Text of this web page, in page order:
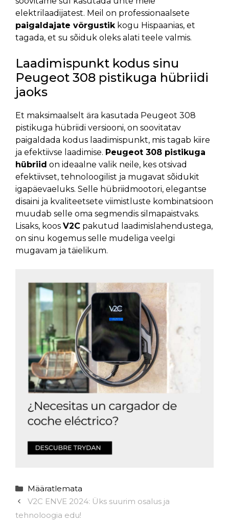
elektrilaadijatest. Meil on professionaalsete
paigaldajate võrgustik kogu Hispaanias, et
tagada, et su sõiduk oleks alati teele valmis.
Laadimispunkt kodus sinu
Peugeot 308 pistikuga hübriidi
jaoks
Et maksimaalselt ära kasutada Peugeot 308
pistikuga hübriidi versiooni, on soovitatav
paigaldada kodus laadimispunkt, mis tagab kiire
ja efektiivse laadimise. Peugeot 308 pistikuga
hübriid on ideaalne valik neile, kes otsivad
efektiivset, tehnoloogilist ja mugavat sõidukit
igapäevaeluks. Selle hübriidmootori, elegantse
disaini ja kvaliteetsete viimistluste kombinatsioon
muudab selle oma segmendis silmapaistvaks.
Lisaks, koos V2C pakutud laadimislahendustega,
on sinu kogemus selle mudeliga veelgi
mugavam ja täielikum.
Categories
Määratlemata
V2C ENVE 2024: Üks suurim osalus ja
tehnoloogia edu!